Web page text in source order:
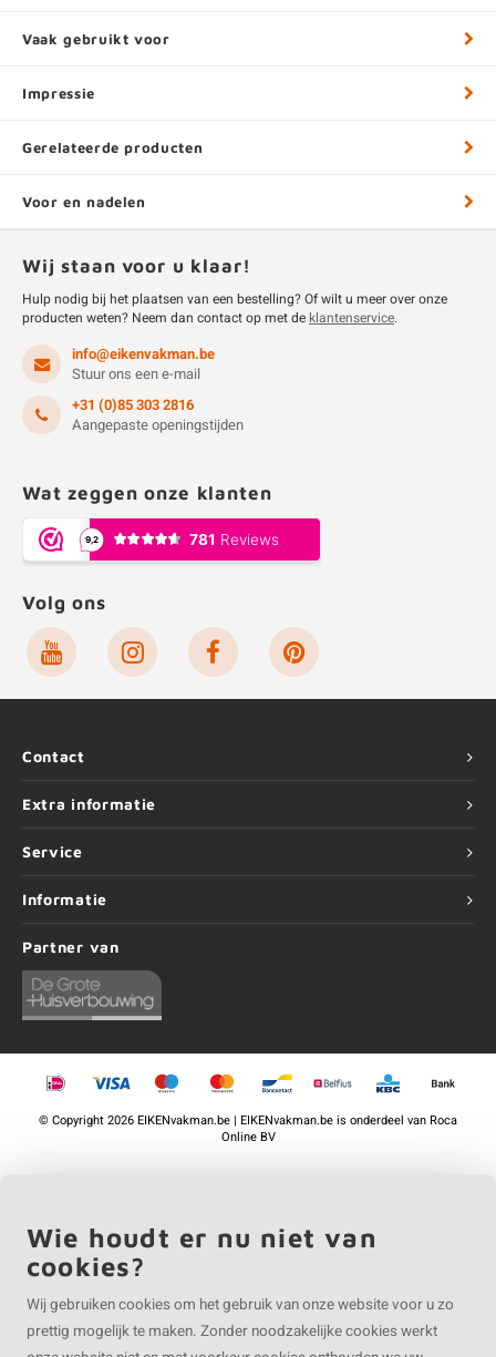
Vaak gebruikt voor
Impressie
Gerelateerde producten
Voor en nadelen
Wij staan voor u klaar!
Hulp nodig bij het plaatsen van een bestelling? Of wilt u meer over onze
producten weten? Neem dan contact op met deklantenservice.
info@eikenvakman.be
Stuur ons een e-mail
+31 (0)85 303 2816
Aangepaste openingstijden
Wat zeggen onze klanten
Volg ons
Contact
Extra informatie
Service
Informatie
Partner van
©Copyright2026 EIKENvakman.be | EIKENvakman.be is onderdeel vanRoca
Online BV
Wie houdt er nu niet van
cookies?
Wij gebruiken cookies om het gebruik van onze website voor u zo
prettig mogelijk te maken. Zonder noodzakelijke cookies werkt